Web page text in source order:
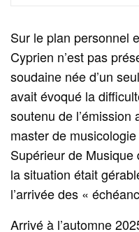
Sur le plan personnel
Cyprien n’est pas
soudaine née d’un
avait évoqué la
soutenu de
master de
Supérieur de
la situation était
l’arrivée des «
Arrivé à l’automne